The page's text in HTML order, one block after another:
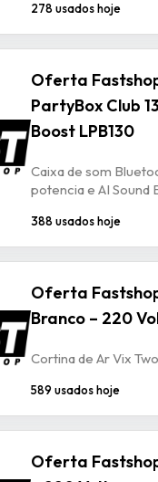
278 usados hoje
Oferta
PartyBox Club
Boost LPB130
Caixa de som
potencia e AI Sound
388 usados hoje
Oferta
Branco – 220
Cortina de Ar Vix
589 usados hoje
Oferta